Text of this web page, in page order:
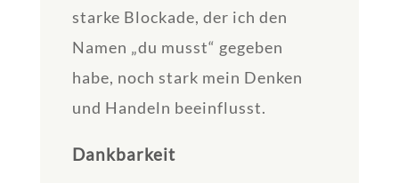
starke Blockade, der ich den
Namen „du musst“ gegeben
habe, noch stark mein Denken
und Handeln beeinflusst.
Dankbarkeit